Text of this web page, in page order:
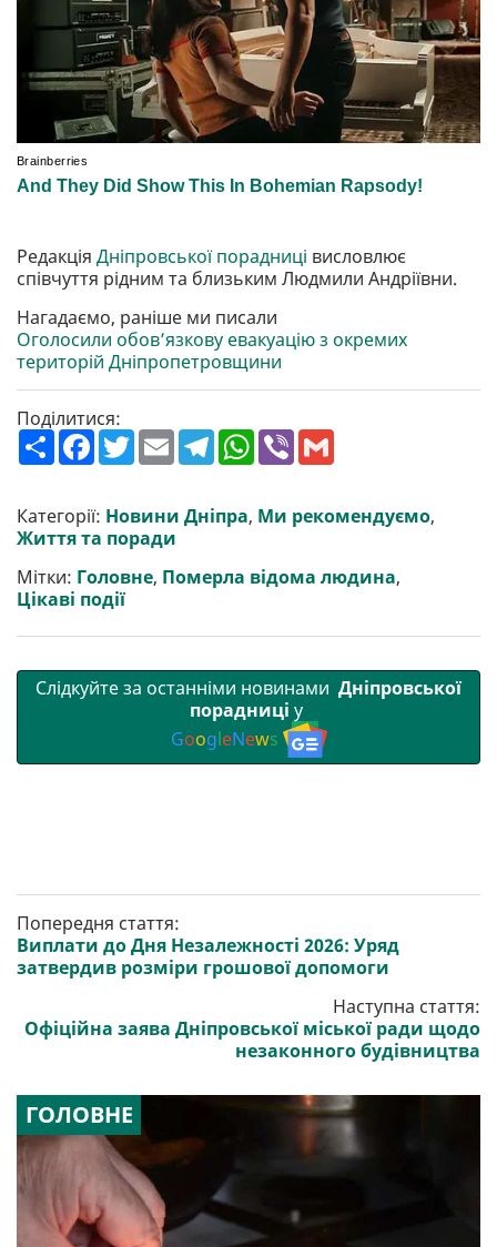
Редакція Дніпровської порадниці висловлює
співчуття рідним та близьким Людмили Андріївни.
Нагадаємо, раніше ми писали
Оголосили обов’язкову евакуацію з окремих
територій Дніпропетровщини
Поділитися:
П
о
р
и
т
F
a
b
o
o
T
w
t
e
r
E
m
l
T
e
g
r
W
h
s
A
p
V
r l
Категорії: Новини Дніпра, Ми рекомендуємо,
Життя та поради
Мітки: Головне, Померла відома людина,
Цікаві події
Слідкуйте за останніми новинами Дніпровської
порадниці у
GoogleNews
Попередня стаття:
Виплати до Дня Незалежності 2026: Уряд
затвердив розміри грошової допомоги
Наступна стаття:
Офіційна заява Дніпровської міської ради щодо
незаконного будівництва
ГОЛОВНЕ